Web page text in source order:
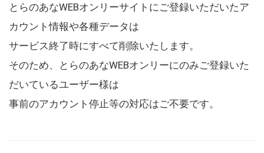
とらのあなWEBオンリーサイトにご登録いただいたア
カウント情報や各種データは
サービス終了時にすべて削除いたします。
そのため、とらのあなWEBオンリーにのみご登録いた
だいているユーザー様は
事前のアカウント停止等の対応はご不要です。